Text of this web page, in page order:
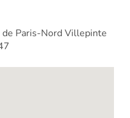
de Paris-Nord Villepinte